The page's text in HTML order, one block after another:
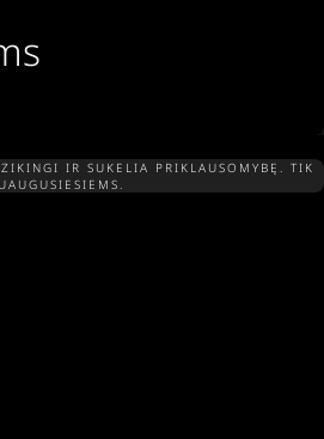
IR SUKELIA PRIKLAUSOMYBĘ. TIK